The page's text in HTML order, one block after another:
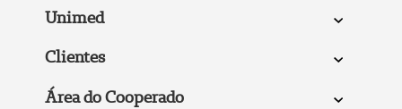
Unimed
Clientes
Área do Cooperado